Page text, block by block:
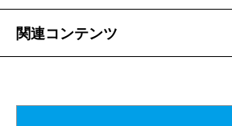
関連コンテンツ